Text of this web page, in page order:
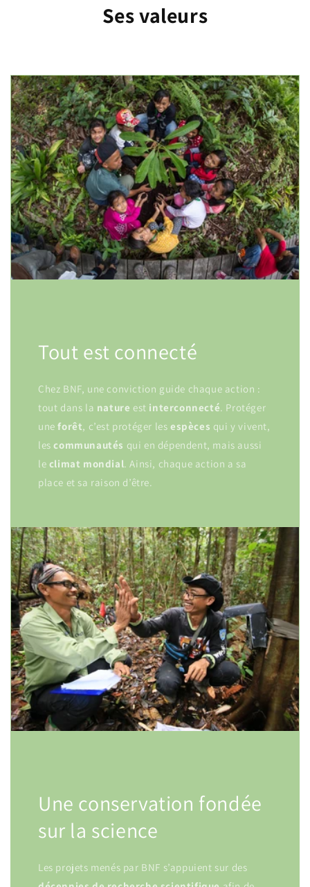
Ses valeurs
Tout est connecté
Chez BNF, une conviction guide chaque action :
tout dans la nature est interconnecté. Protéger
uneforêt, c’est protéger lesespèces qui y vivent,
lescommunautés qui en dépendent, mais aussi
le climat mondial. Ainsi, chaque action a sa
place et sa raison d’être.
Une conservation fondée
sur la science
Les projets menés par BNF s’appuient sur des